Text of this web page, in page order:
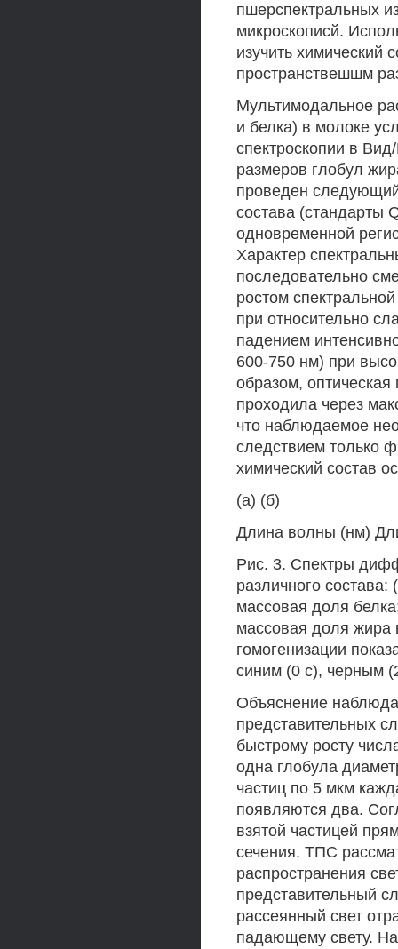
пшерспектральных
микроскописй.
изучить химический
пространствешшм
Мультимодальное
и белка) в молоке
спектроскопии в
размеров глобул
проведен
состава (стандарты
одновременной
Характер
последовательно
ростом
при относительно
падением
600-750 нм) при
образом,
проходила через
что наблюдаемое
следствием только
химический состав
(а) (б)
Длина волны (нм)
Рис. 3. Спектры
различного
массовая доля
массовая доля жира
гомогенизации
синим (0 с), черным
Объяснение
представительных
быстрому росту
одна глобула
частиц по 5 мкм
появляются два.
взятой частицей
сечения. ТПС
распространения
представительный
рассеянный свет
падающему свету.